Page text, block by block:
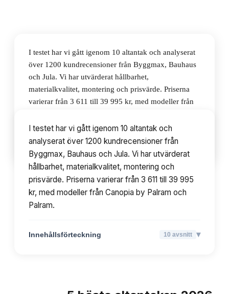
I testet har vi gått igenom 10 altantak och analyserat
över 1200 kundrecensioner från Byggmax, Bauhaus
och Jula. Vi har utvärderat hållbarhet,
materialkvalitet, montering och prisvärde. Priserna
varierar från 3 611 till 39 995 kr, med modeller från
Innehållsförteckning 10avsnitt
I testet har vi gått igenom 10 altantak och
analyserat över 1200 kundrecensioner från
Byggmax, Bauhaus och Jula. Vi har utvärderat
hållbarhet, materialkvalitet, montering och
prisvärde. Priserna varierar från 3 611 till 39 995
kr, med modeller från Canopia by Palram och
Palram.
Innehållsförteckning 10 avsnitt ▾